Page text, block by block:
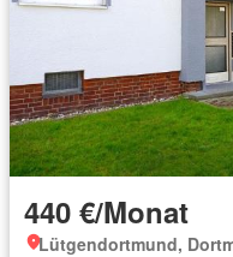
440 €/Monat
Lütgendortmund,